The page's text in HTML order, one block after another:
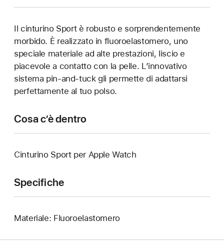
Il cinturino Sport è robusto e sorprendentemente
morbido. È realizzato in fluoroelastomero, uno
speciale materiale ad alte prestazioni, liscio e
piacevole a contatto con la pelle. L’innovativo
sistema pin-and-tuck gli permette di adattarsi
perfettamente al tuo polso.
Cosa c’è dentro
Cinturino Sport per Apple Watch
Specifiche
Materiale: Fluoroelastomero